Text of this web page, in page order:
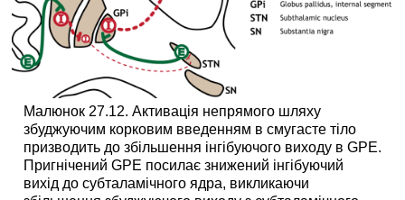
Малюнок 27.12. Активація непрямого шляху
збуджуючим корковим введенням в смугасте тіло
призводить до збільшення інгібуючого виходу в GPE.
Пригнічений GPE посилає знижений інгібуючий
вихід до субталамічного ядра, викликаючи